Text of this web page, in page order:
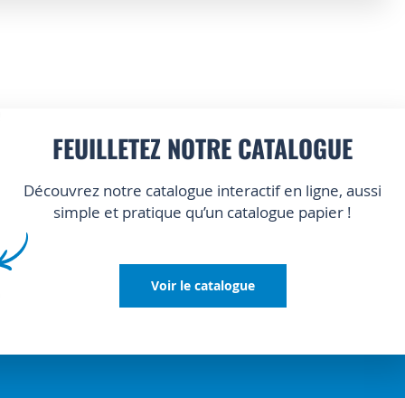
FEUILLETEZ NOTRE CATALOGUE
Découvrez notre catalogue interactif en ligne, aussi
simple et pratique qu’un catalogue papier !
Voir le catalogue